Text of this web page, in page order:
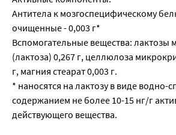
Антитела к мозгоспецифическому
очищенные - 0,003 г*
Вспомогательные вещества: лактозы
(лактоза) 0,267 г, целлюлоза
г, магния стеарат 0,003 г.
* наносятся на лактозу в виде водно-
содержанием не более 10-15 нг/г
действующего вещества.